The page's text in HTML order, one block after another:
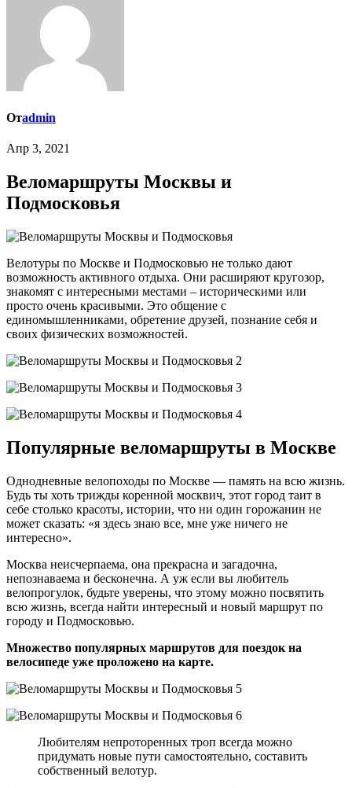
Отadmin
Апр 3, 2021
Веломаршруты Москвы и
Подмосковья
Велотуры по Москве и Подмосковью не только дают
возможность активного отдыха. Они расширяют кругозор,
знакомят с интересными местами – историческими или
просто очень красивыми. Это общение с
единомышленниками, обретение друзей, познание себя и
своих физических возможностей.
Популярные веломаршруты в Москве
Однодневные велопоходы по Москве — память на всю жизнь.
Будь ты хоть трижды коренной москвич, этот город таит в
себе столько красоты, истории, что ни один горожанин не
может сказать: «я здесь знаю все, мне уже ничего не
интересно».
Москва неисчерпаема, она прекрасна и загадочна,
непознаваема и бесконечна. А уж если вы любитель
велопрогулок, будьте уверены, что этому можно посвятить
всю жизнь, всегда найти интересный и новый маршрут по
городу и Подмосковью.
Множество популярных маршрутов для поездок на
велосипеде уже проложено на карте.
Любителям непроторенных троп всегда можно
придумать новые пути самостоятельно, составить
собственный велотур.